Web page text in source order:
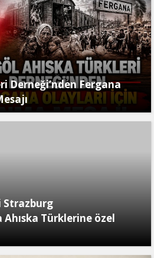
Derneği’nden Fergana
Strazburg
Türklerine özel